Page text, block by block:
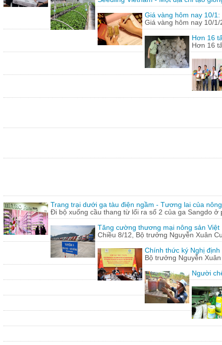
Giá vàng hôm nay 10/
Giá vàng hôm nay 10/
Hơn 16
Hơn 16
Trang trại dưới ga tàu điện ngầm - Tương lai của
Đi bộ xuống cầu thang từ lối ra số 2 của ga Sangdo ở
Tăng cường thương mại nông sản Việt
Chiều 8/12, Bộ trưởng Nguyễn Xuân
Chính thức ký Nghị
Bộ trưởng Nguyễn
Người